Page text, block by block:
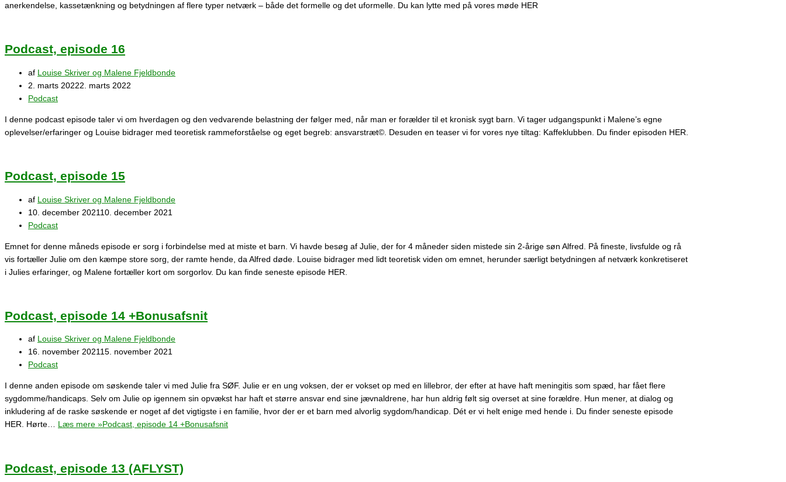
anerkendelse, kassetænkning og betydningen af flere typer netværk – både det formelle og det uformelle. Du kan lytte med på vores møde HER
Podcast, episode 16
af Louise Skriver og Malene Fjeldbonde
2. marts 20222. marts 2022
Podcast
I denne podcast episode taler vi om hverdagen og den vedvarende belastning der følger med, når man er forælder til et kronisk sygt barn. Vi tager udgangspunkt i Malene’s egne
oplevelser/erfaringer og Louise bidrager med teoretisk rammeforståelse og eget begreb: ansvarstræt©. Desuden en teaser vi for vores nye tiltag: Kaffeklubben. Du finder episoden HER.
Podcast, episode 15
af Louise Skriver og Malene Fjeldbonde
10. december 202110. december 2021
Podcast
Emnet for denne måneds episode er sorg i forbindelse med at miste et barn. Vi havde besøg af Julie, der for 4 måneder siden mistede sin 2-årige søn Alfred. På fineste, livsfulde og rå
vis fortæller Julie om den kæmpe store sorg, der ramte hende, da Alfred døde. Louise bidrager med lidt teoretisk viden om emnet, herunder særligt betydningen af netværk konkretiseret
i Julies erfaringer, og Malene fortæller kort om sorgorlov. Du kan finde seneste episode HER.
Podcast, episode 14 +Bonusafsnit
af Louise Skriver og Malene Fjeldbonde
16. november 202115. november 2021
Podcast
I denne anden episode om søskende taler vi med Julie fra SØF. Julie er en ung voksen, der er vokset op med en lillebror, der efter at have haft meningitis som spæd, har fået flere
sygdomme/handicaps. Selv om Julie op igennem sin opvækst har haft et større ansvar end sine jævnaldrene, har hun aldrig følt sig overset at sine forældre. Hun mener, at dialog og
inkludering af de raske søskende er noget af det vigtigste i en familie, hvor der er et barn med alvorlig sygdom/handicap. Dét er vi helt enige med hende i. Du finder seneste episode
HER. Hørte… Læs mere »Podcast, episode 14 +Bonusafsnit
Podcast, episode 13 (AFLYST)